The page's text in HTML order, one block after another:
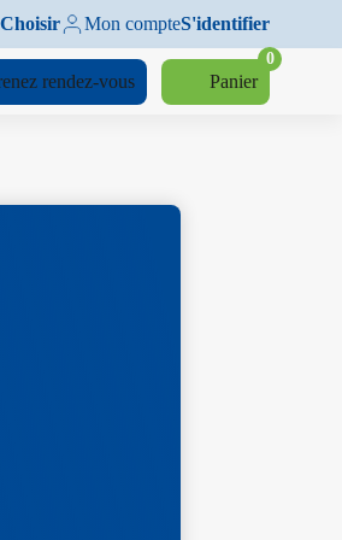
Choisir Mon compteS'identifier
rendez-vous Panier
0